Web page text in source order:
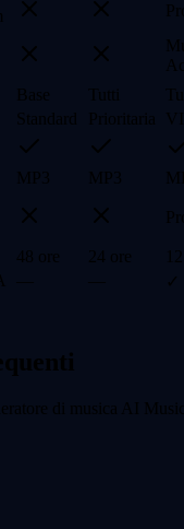
Base
Standard Prioritaria
MP3 MP3
48 ore 24 ore
✓
di musica AI